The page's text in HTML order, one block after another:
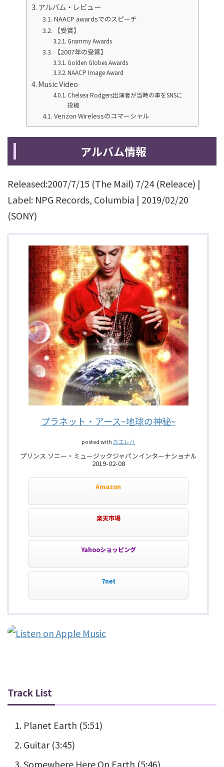
アルバム・レビュー
NAACP awardsでのスピーチ
【受賞】
Grammy Awards
【2007年の受賞】
Golden Globes Awards
NAACP Image Award
Music Video
Chelsea Rodgers出演者が当時の事をSNSに
投稿
Verizon Wirelessのコマーシャル
アルバム情報
Released:2007/7/15 (The Mail) 7/24 (Releace) |
Label: NPG Records, Columbia | 2019/02/20
(SONY)
プラネット・アース~地球の神秘~
posted with カエレバ
プリンス ソニー・ミュージックジャパンインターナショナル
2019-02-08
Amazon
楽天市場
Yahooショッピング
7net
Track List
Planet Earth (5:51)
Guitar (3:45)
Somewhere Here On Earth (5:46)